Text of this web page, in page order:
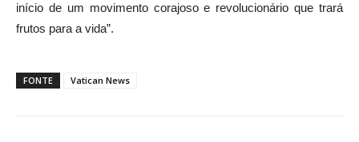
início de um movimento corajoso e revolucionário que trará
frutos para a vida”.
FONTE Vatican News